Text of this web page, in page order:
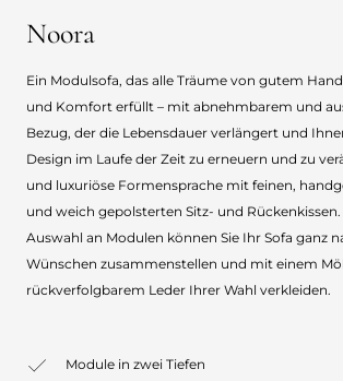
Noora
Ein Modulsofa, das alle Träume von gutem
und Komfort erfüllt – mit abnehmbarem und
Bezug, der die Lebensdauer verlängert und
Design im Laufe der Zeit zu erneuern und zu
und luxuriöse Formensprache mit feinen,
und weich gepolsterten Sitz- und
Auswahl an Modulen können Sie Ihr Sofa ganz
Wünschen zusammenstellen und mit einem
rückverfolgbarem Leder Ihrer Wahl verkleiden.
Module in zwei Tiefen